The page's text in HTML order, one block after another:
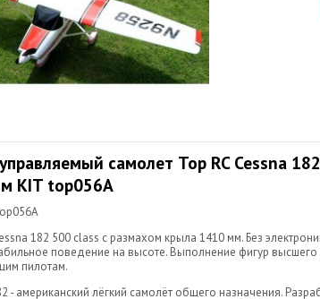
самолет Top RC Cessna
KIT top056A
182 500 class с размахом крыла 1410 мм. Без
поведение на высоте. Выполнение фигур
пилотам.
- американский лёгкий самолёт общего назначения.